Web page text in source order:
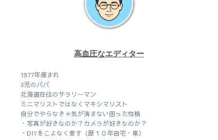
高血圧なエディター
1977年産まれ
3児のパパ
北海道在住のサラリーマン
ミニマリストではなくマキシマリスト
自分でやらなきゃ気が済まない困った性格
・写真が好きなのか？カメラが好きなのか？
・DIYをこよなく愛す（歴１０年自宅・車）